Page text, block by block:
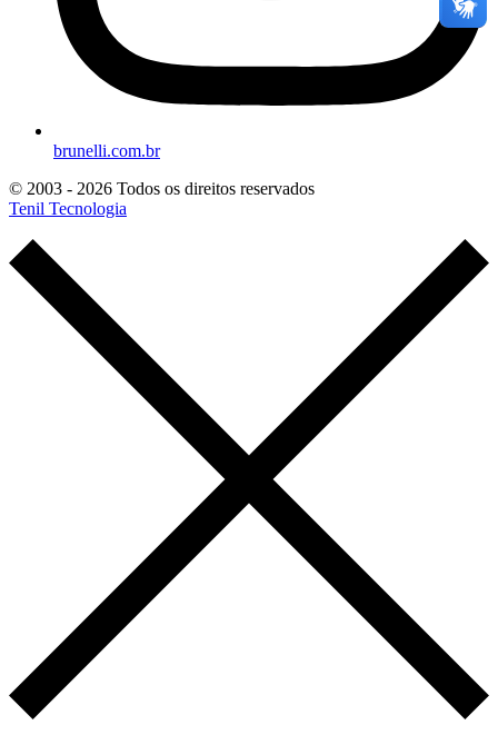
brunelli.com.br
© 2003 - 2026 Todos os direitos reservados
Tenil Tecnologia